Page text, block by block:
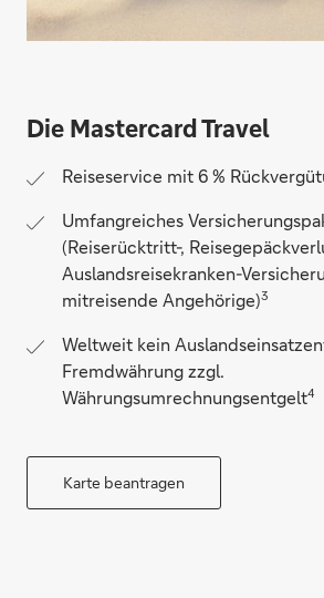
Die Mastercard Travel
Reiseservice mit 6 %
Umfangreiches
(Reiserücktritt-,
Auslandsreisekranken-
mitreisende Angehörige)3
Weltweit kein
Fremdwährung zzgl.
Währungsumrechnungsentgelt4
Karte beantragen